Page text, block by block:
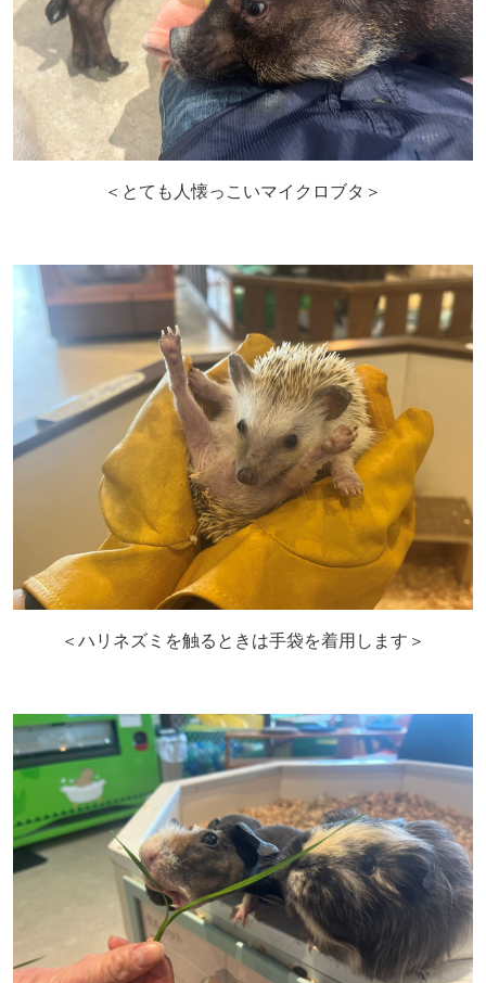
＜とても人懐っこいマイクロブタ＞
＜ハリネズミを触るときは手袋を着用します＞